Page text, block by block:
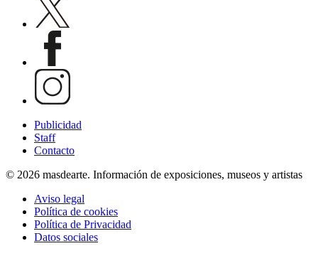
Publicidad
Staff
Contacto
© 2026 masdearte. Información de exposiciones, museos y artistas
Aviso legal
Política de cookies
Política de Privacidad
Datos sociales